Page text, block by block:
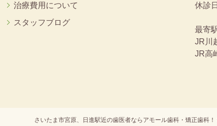
治療費用について
スタッフブログ
休診
最寄
JR川
JR高
さいたま市宮原、日進駅近の歯医者ならアモール歯科・矯正歯科！